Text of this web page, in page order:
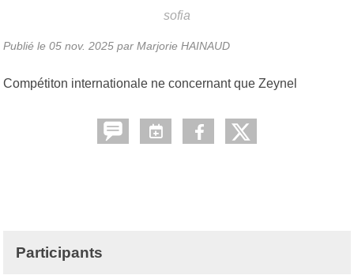
sofia
Publié le 05 nov. 2025 par Marjorie HAINAUD
Compétiton internationale ne concernant que Zeynel
Participants